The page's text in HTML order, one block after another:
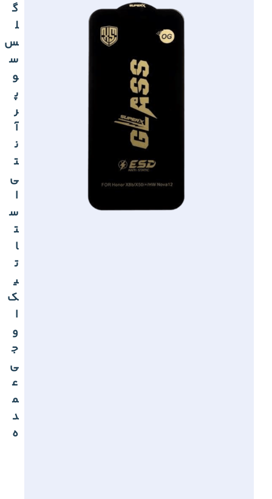
گ
ل
س
س
و
پ
ر
آ
ن
ت
ی
ا
س
ت
ا
ت
ی
ک
ا
و
ج
ی
ع
م
د
ه